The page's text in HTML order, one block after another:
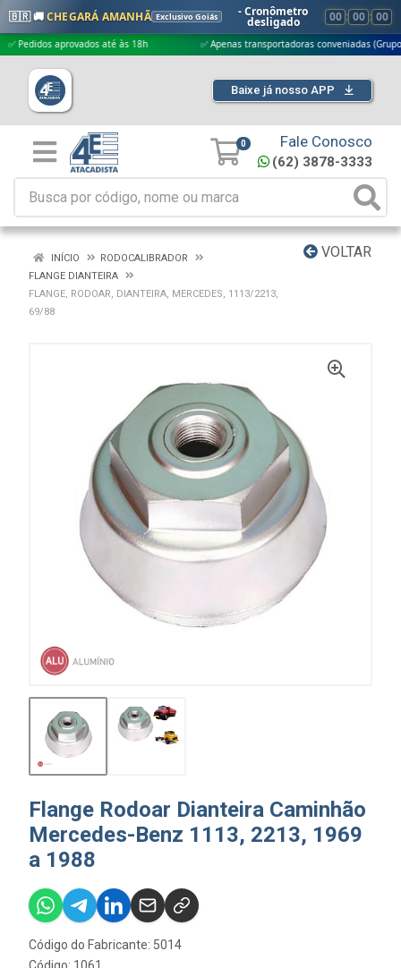
🇧🇷 🚚CHEGARÁ AMANHÃ Exclusivo Goiás - Cronômetro
desligado 00 : 00 : 00
aprovados até às 18h ✅ Apenas transportadoras conveniadas (Grupo G5)
Baixe já nosso APP
0 Fale Conosco
(62) 3878-3333
VOLTAR
INÍCIO
RODOCALIBRADOR
FLANGE DIANTEIRA
FLANGE, RODOAR, DIANTEIRA, MERCEDES, 1113/2213,
69/88
Flange Rodoar Dianteira Caminhão
Mercedes-Benz 1113, 2213, 1969
a 1988
Código do Fabricante: 5014